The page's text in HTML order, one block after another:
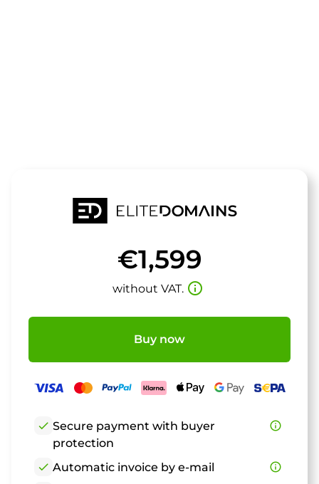
€1,599
without VAT. info_outline
Buy now
check Secure payment with buyer
protection
info_outline
check Automatic invoice by e-mail
info_outline